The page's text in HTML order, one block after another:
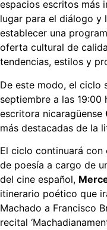
espacios escritos más
lugar para el diálogo y
establecer una
oferta cultural de
tendencias, estilos y
De este modo, el ciclo
septiembre a las 19:00
escritora nicaragüense
más destacadas de la
El ciclo continuará
de poesía a cargo de
del cine español,
itinerario poético que
Machado a Francisco
recital